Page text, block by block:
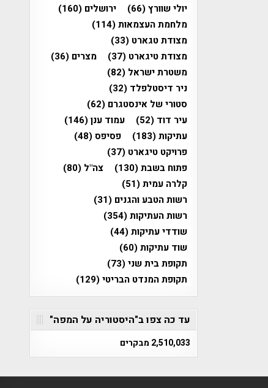
יולי שוורץ(66) ירושלים (160)
מלחמת העצמאות(114)
מצודת טגארט (33)
מצודת טיגארט (37) מצרים (36)
משטרת ישראל (82)
ניר דיסטלפלד (32)
סטורי של אינסטגרם (62)
עיר דוד (52) עמוד ענן(146)
עתיקות(183) פסיפס(48)
פרויקט טיגארט (37)
פתוח בשבת(130) צה"ל (80)
קלרה עמית(51)
רשות הטבע והגנים (31)
רשות העתיקות(354)
שודדי עתיקות(44)
שוד עתיקות(60)
תקופת בית שני(73)
תקופת המנדט הבריטי(129)
עד כה צפו ב"היסטוריה על המפה"
2,510,033 מבקרים